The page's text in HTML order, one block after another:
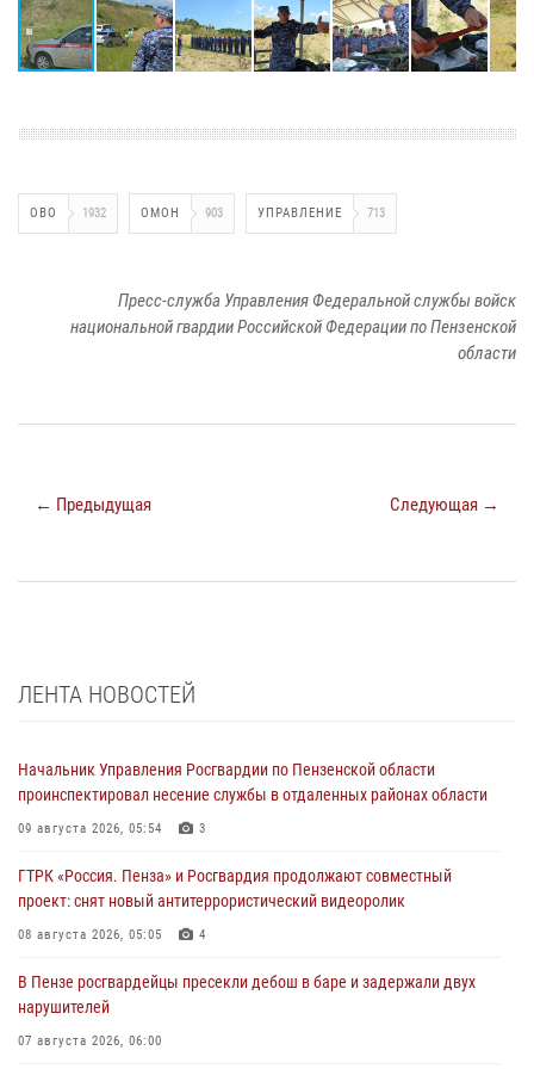
ОВО 1932 ОМОН 903 УПРАВЛЕНИЕ 713
Пресс-служба Управления Федеральной службы войск
национальной гвардии Российской Федерации по Пензенской
области
← Предыдущая Следующая →
ЛЕНТА НОВОСТЕЙ
Начальник Управления Росгвардии по Пензенской области
проинспектировал несение службы в отдаленных районах области
09 августа 2026, 05:54 3
ГТРК «Россия. Пенза» и Росгвардия продолжают совместный
проект: снят новый антитеррористический видеоролик
08 августа 2026, 05:05 4
В Пензе росгвардейцы пресекли дебош в баре и задержали двух
нарушителей
07 августа 2026, 06:00